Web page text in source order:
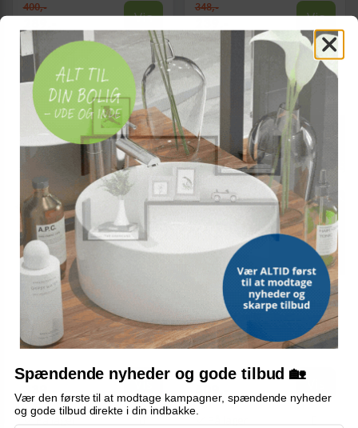
400,-
Vis
På lager
348,-
Vis
TILBUD
Søm til kunstgræs - U-
formede jernstifter, 50 stk.
408,-
339,- Vis
TILBUD
Skinnesæt til skydedør 183
cm - stål, hvid
624,-
Spændende nyheder og gode tilbud 🏡
Vær den første til at modtage kampagner, spændende nyheder
og gode tilbud direkte i din indbakke.